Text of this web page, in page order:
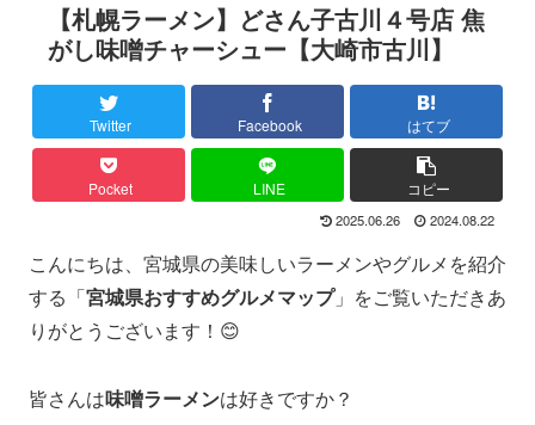
【札幌ラーメン】どさん子古川４号店 焦
がし味噌チャーシュー【大崎市古川】
Twitter Facebook はてブ
Pocket LINE コピー
2025.06.26 2024.08.22
こんにちは、宮城県の美味しいラーメンやグルメを紹介
する「宮城県おすすめグルメマップ」をご覧いただきあ
りがとうございます！😊
皆さんは味噌ラーメンは好きですか？